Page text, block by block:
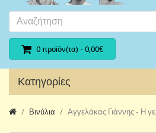
0 προϊόν(τα) - 0,00€
Κατηγορίες
Βινύλια Αγγελάκας Γιάννης - Η